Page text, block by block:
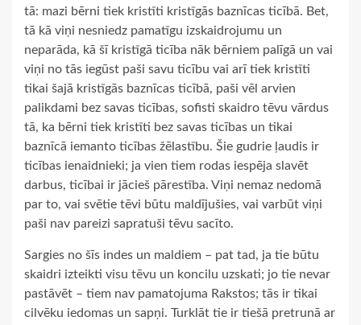
tā: mazi bērni tiek kristīti kristīgās baznīcas ticībā. Bet,
tā kā viņi nesniedz pamatīgu izskaidrojumu un
neparāda, kā šī kristīgā ticība nāk bērniem palīgā un vai
viņi no tās iegūst paši savu ticību vai arī tiek kristīti
tikai šajā kristīgās baznīcas ticībā, paši vēl arvien
palikdami bez savas ticības, sofisti skaidro tēvu vārdus
tā, ka bērni tiek kristīti bez savas ticības un tikai
baznīcā iemanto ticības žēlastību. Šie gudrie ļaudis ir
ticības ienaidnieki; ja vien tiem rodas iespēja slavēt
darbus, ticībai ir jācieš pārestība. Viņi nemaz nedomā
par to, vai svētie tēvi būtu maldījušies, vai varbūt viņi
paši nav pareizi sapratuši tēvu sacīto.
Sargies no šīs indes un maldiem – pat tad, ja tie būtu
skaidri izteikti visu tēvu un koncilu uzskati; jo tie nevar
pastāvēt – tiem nav pamatojuma Rakstos; tās ir tikai
cilvēku iedomas un sapņi. Turklāt tie ir tiešā pretrunā ar